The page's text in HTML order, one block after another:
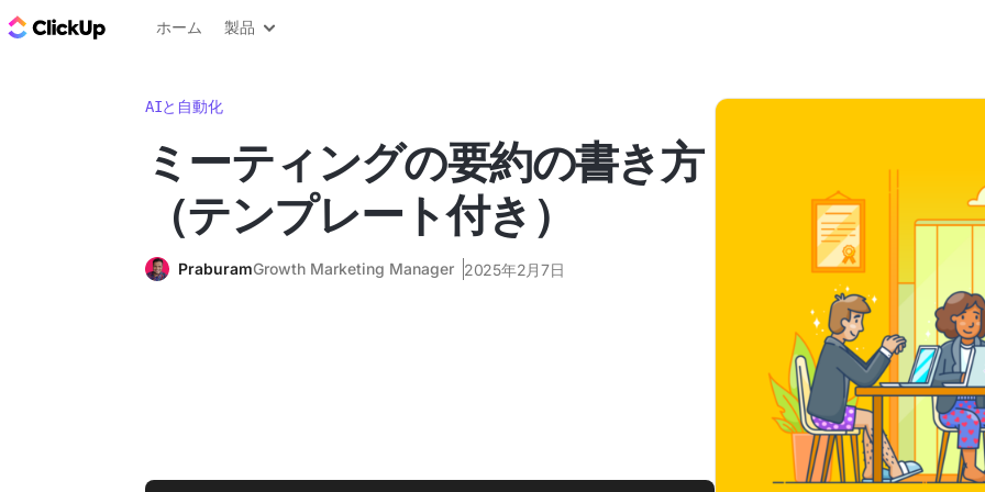
ClickUp ブログ
ホーム 製品
AIと自動化
ミーティングの要約の書き方
（テンプレート付き）
PraburamGrowth Marketing Manager 2025年2月7日